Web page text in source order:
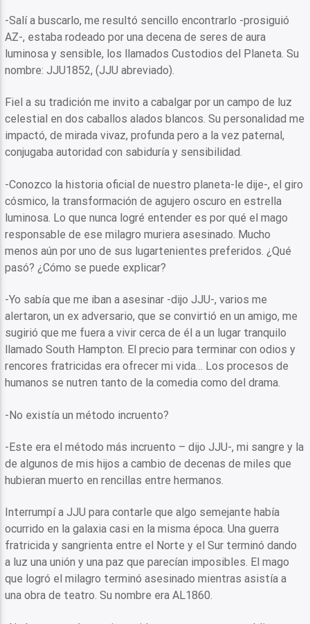
-Salí a buscarlo, me resultó sencillo encontrarlo -prosiguió
AZ-, estaba rodeado por una decena de seres de aura
luminosa y sensible, los llamados Custodios del Planeta. Su
nombre: JJU1852, (JJU abreviado).
Fiel a su tradición me invito a cabalgar por un campo de luz
celestial en dos caballos alados blancos. Su personalidad me
impactó, de mirada vivaz, profunda pero a la vez paternal,
conjugaba autoridad con sabiduría y sensibilidad.
-Conozco la historia oficial de nuestro planeta-le dije-, el giro
cósmico, la transformación de agujero oscuro en estrella
luminosa. Lo que nunca logré entender es por qué el mago
responsable de ese milagro muriera asesinado. Mucho
menos aún por uno de sus lugartenientes preferidos. ¿Qué
pasó? ¿Cómo se puede explicar?
-Yo sabía que me iban a asesinar -dijo JJU-, varios me
alertaron, un ex adversario, que se convirtió en un amigo, me
sugirió que me fuera a vivir cerca de él a un lugar tranquilo
llamado South Hampton. El precio para terminar con odios y
rencores fratricidas era ofrecer mi vida… Los procesos de
humanos se nutren tanto de la comedia como del drama.
-No existía un método incruento?
-Este era el método más incruento – dijo JJU-, mi sangre y la
de algunos de mis hijos a cambio de decenas de miles que
hubieran muerto en rencillas entre hermanos.
Interrumpí a JJU para contarle que algo semejante había
ocurrido en la galaxia casi en la misma época. Una guerra
fratricida y sangrienta entre el Norte y el Sur terminó dando
a luz una unión y una paz que parecían imposibles. El mago
que logró el milagro terminó asesinado mientras asistía a
una obra de teatro. Su nombre era AL1860.